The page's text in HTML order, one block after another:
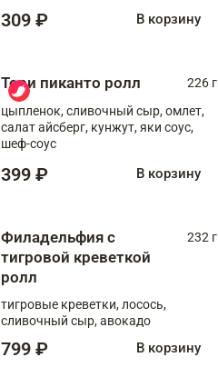
309 ₽ В корзину
Тори пиканто ролл
226 г
цыпленок, сливочный сыр, омлет,
салат айсберг, кунжут, яки соус,
шеф-соус
399 ₽ В корзину
Филадельфия с
тигровой креветкой
ролл
232 г
тигровые креветки, лосось,
сливочный сыр, авокадо
799 ₽ В корзину